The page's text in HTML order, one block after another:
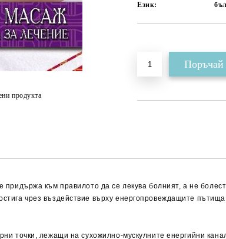
Език:
продукта
придържа към правилото да се лекува болният, а не
чрез въздействие върху енергопровеждащите
точки, лежащи на сухожилно-мускулните енергийни